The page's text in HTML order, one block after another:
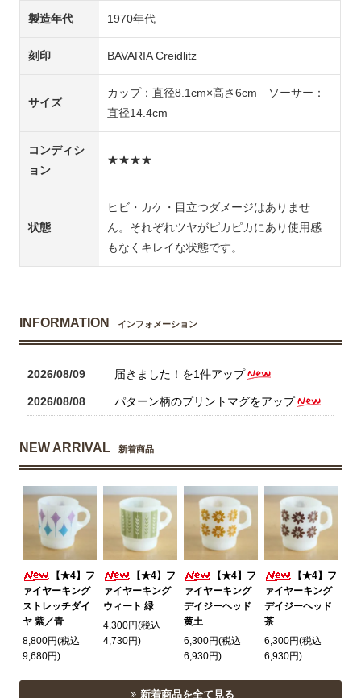
製造年代 1970年代
刻印 BAVARIA Creidlitz
サイズ
カップ：直径8.1cm×高さ6cm ソーサー：
直径14.4cm
コンディシ
ョン
★★★★
状態
ヒビ・カケ・目立つダメージはありませ
ん。それぞれツヤがピカピカにあり使用感
もなくキレイな状態です。
INFORMATION インフォメーション
2026/08/09 届きました！を1件アップ
2026/08/08 パターン柄のプリントマグをアップ
NEW ARRIVAL 新着商品
【★4】フ
ァイヤーキング
ストレッチダイ
ヤ 紫／青
8,800円(税込
9,680円)
【★4】フ
ァイヤーキング
ウィート 緑
4,300円(税込
4,730円)
【★4】フ
ァイヤーキング
デイジーヘッド
黄土
6,300円(税込
6,930円)
【★4】フ
ァイヤーキング
デイジーヘッド
茶
6,300円(税込
6,930円)
新着商品を全て見る